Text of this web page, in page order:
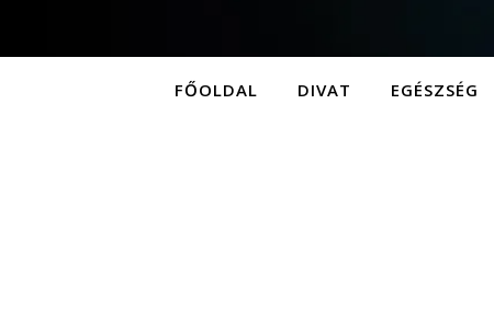
FŐOLDAL DIVAT EGÉSZSÉG